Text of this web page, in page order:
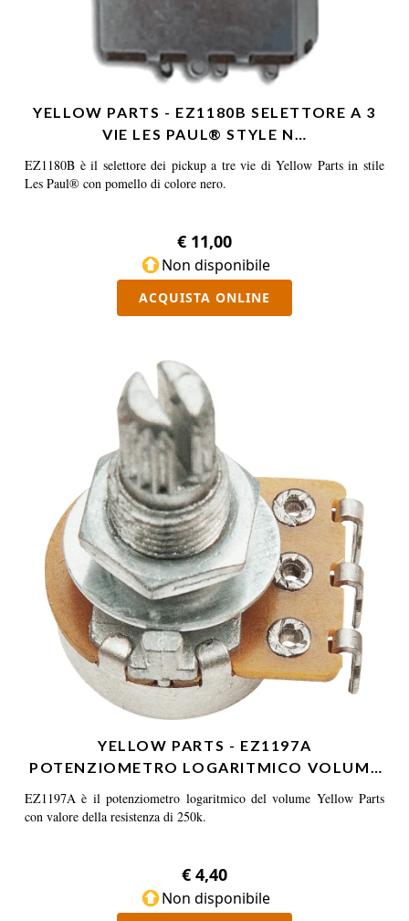
YELLOW PARTS - EZ1180B SELETTORE A 3
VIE LES PAUL® STYLE N…
EZ1180B è il selettore dei pickup a tre vie di Yellow Parts in stile
Les Paul® con pomello di colore nero.
€ 11,00
Non disponibile
ACQUISTA ONLINE
YELLOW PARTS - EZ1197A
POTENZIOMETRO LOGARITMICO VOLUME
EZ1197A è il potenziometro logaritmico del volume Yellow Parts
con valore della resistenza di 250k.
€ 4,40
Non disponibile